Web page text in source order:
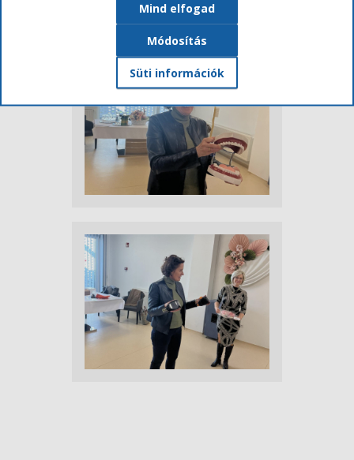
Mind elfogad
Módosítás
Süti információk